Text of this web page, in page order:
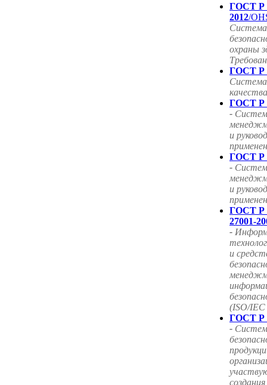
ГОСТ Р
2012/
охраны
ГОСТ Р
ГОСТ Р
-
и
ГОСТ Р
-
и
ГОСТ
27001-
-
и
(ISO/IEC
ГОСТ Р
-